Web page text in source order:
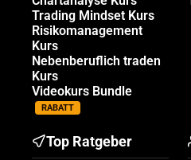
Trading Mindset Kurs
Risikomanagement
Kurs
Nebenberuflich traden
Kurs
Videokurs Bundle
RABATT
Top Ratgeber